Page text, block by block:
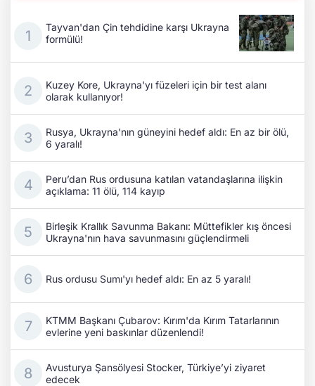
Tayvan'dan Çin tehdidine karşı Ukrayna
formülü!
Kuzey Kore, Ukrayna'yı füzeleri için bir test alanı
olarak kullanıyor!
Rusya, Ukrayna'nın güneyini hedef aldı: En az bir ölü,
6 yaralı!
Peru’dan Rus ordusuna katılan vatandaşlarına ilişkin
açıklama: 11 ölü, 114 kayıp
Birleşik Krallık Savunma Bakanı: Müttefikler kış öncesi
Ukrayna'nın hava savunmasını güçlendirmeli
Rus ordusu Sumı'yı hedef aldı: En az 5 yaralı!
KTMM Başkanı Çubarov: Kırım'da Kırım Tatarlarının
evlerine yeni baskınlar düzenlendi!
Avusturya Şansölyesi Stocker, Türkiye’yi ziyaret
edecek